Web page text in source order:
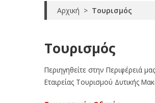
Αρχική > Τουρισμός
Τουρισμός
Περιηγηθείτε στην Περιφέρειά
Εταιρείας Τουρισμού Δυτικής